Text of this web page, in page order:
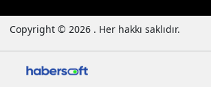
Copyright © 2026 . Her hakkı saklıdır.